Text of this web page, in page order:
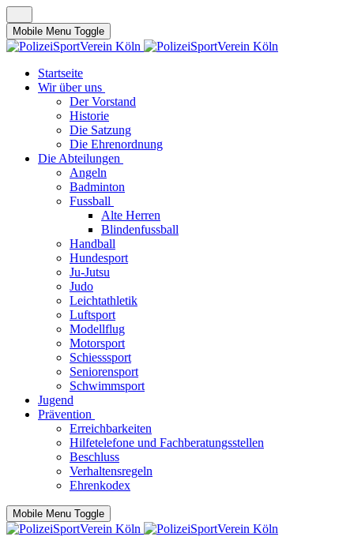
Mobile Menu Toggle
Startseite
Wir über uns
Der Vorstand
Historie
Die Satzung
Die Ehrenordnung
Die Abteilungen
Angeln
Badminton
Fussball
Alte Herren
Blindenfussball
Handball
Hundesport
Ju-Jutsu
Judo
Leichtathletik
Luftsport
Modellflug
Motorsport
Schiesssport
Seniorensport
Schwimmsport
Jugend
Prävention
Erreichbarkeiten
Hilfetelefone und Fachberatungsstellen
Beschluss
Verhaltensregeln
Ehrenkodex
Mobile Menu Toggle